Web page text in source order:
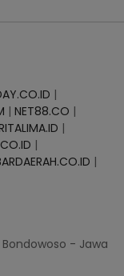
|
| NET88.CO |
|
|
|
- Jawa